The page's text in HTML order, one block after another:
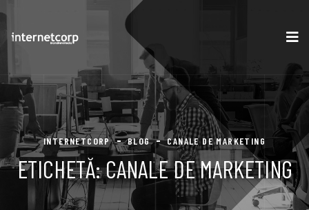
INTERNETCORP BLOG CANALE DE MARKETING
ETICHETĂ:CANALE DE MARKETING